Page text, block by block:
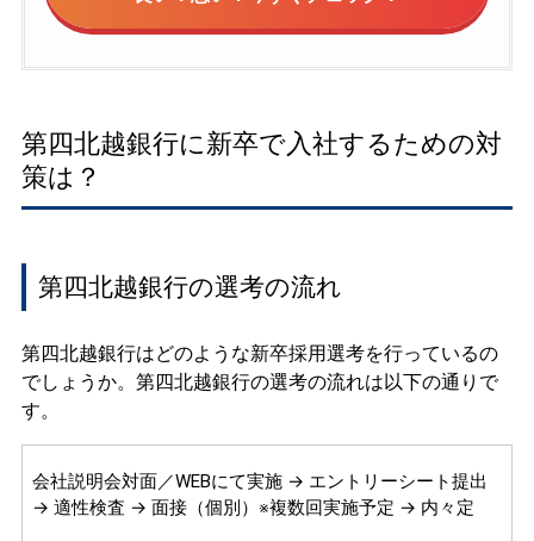
第四北越銀行に新卒で入社するための対
策は？
第四北越銀行の選考の流れ
第四北越銀行はどのような新卒採用選考を行っているの
でしょうか。第四北越銀行の選考の流れは以下の通りで
す。
会社説明会対面／WEBにて実施 → エントリーシート提出
→ 適性検査 → 面接（個別）※複数回実施予定 → 内々定